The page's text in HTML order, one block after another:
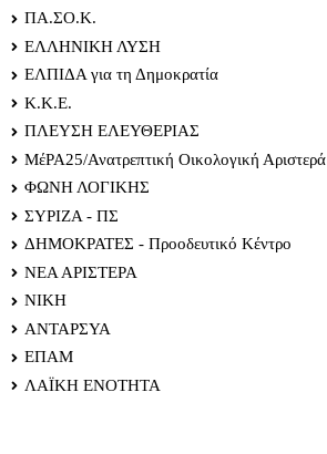
ΠΑ.ΣΟ.Κ.
ΕΛΛΗΝΙΚΗ ΛΥΣΗ
ΕΛΠΙΔΑ για τη Δημοκρατία
Κ.Κ.Ε.
ΠΛΕΥΣΗ ΕΛΕΥΘΕΡΙΑΣ
ΜέΡΑ25/Ανατρεπτική Οικολογική Αριστερά
ΦΩΝΗ ΛΟΓΙΚΗΣ
ΣΥΡΙΖΑ - ΠΣ
ΔΗΜΟΚΡΑΤΕΣ - Προοδευτικό Κέντρο
ΝΕΑ ΑΡΙΣΤΕΡΑ
ΝΙΚΗ
ΑΝΤΑΡΣΥΑ
ΕΠΑΜ
ΛΑΪΚΗ ΕΝΟΤΗΤΑ